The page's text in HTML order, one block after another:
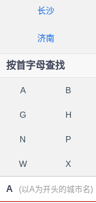
长沙
济南
按首字母查找
A B
G H
N P
W X
A (以A为开头的城市名)